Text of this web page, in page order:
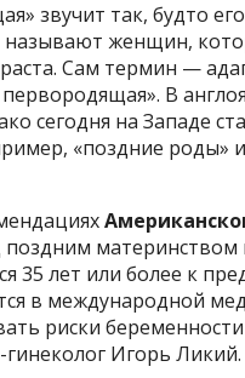
звучит так, будто
называют женщин,
Сам термин —
В
сегодня на Западе
«поздние роды»
поздним
35 лет или более к
в международной
риски
гинеколог Игорь Ликий.